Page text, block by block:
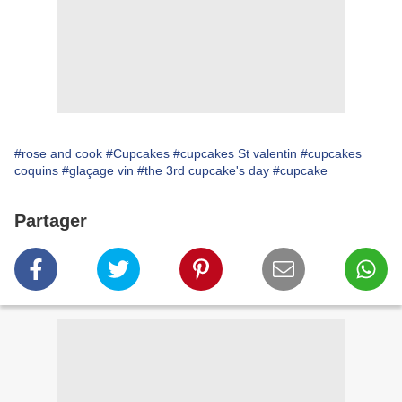
#rose and cook #Cupcakes #cupcakes St valentin #cupcakes
coquins #glaçage vin #the 3rd cupcake's day #cupcake
Partager